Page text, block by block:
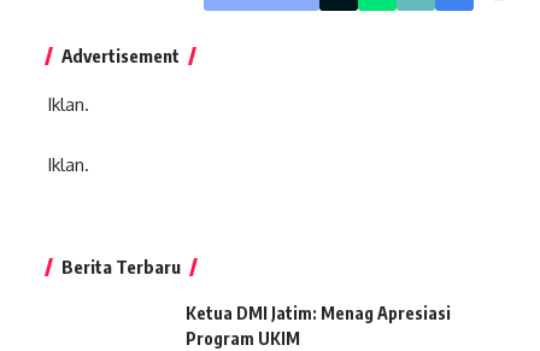
Advertisement
Iklan.
Iklan.
Berita Terbaru
Ketua DMI Jatim: Menag Apresiasi
Program UKIM